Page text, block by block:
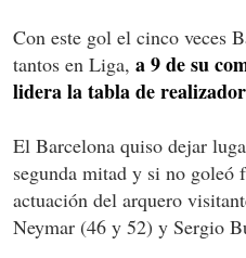
Con este gol el cinco veces
tantos en Liga, a 9 de su
lidera la tabla de
El Barcelona quiso dejar
segunda mitad y si no goleó
actuación del arquero
Neymar (46 y 52) y Sergio